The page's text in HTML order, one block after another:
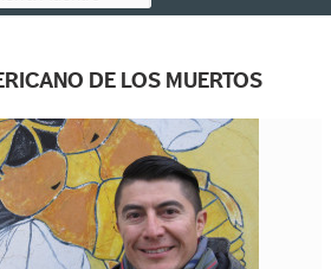
DE LOS MUERTOS